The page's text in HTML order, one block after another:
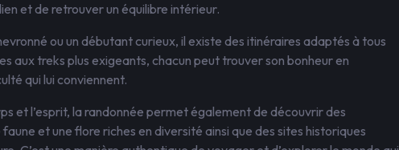
et de retrouver un équilibre intérieur.
ou un débutant curieux, il existe des itinéraires adaptés à tous
aux treks plus exigeants, chacun peut trouver son bonheur en
qui lui conviennent.
et l’esprit, la randonnée permet également de découvrir des
et une flore riches en diversité ainsi que des sites historiques